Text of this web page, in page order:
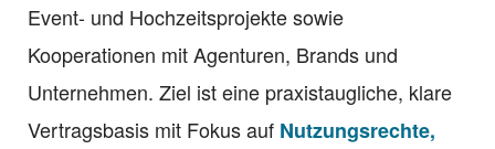
Event- und Hochzeitsprojekte sowie
Kooperationen mit Agenturen, Brands und
Unternehmen. Ziel ist eine praxistaugliche, klare
Vertragsbasis mit Fokus auf Nutzungsrechte,